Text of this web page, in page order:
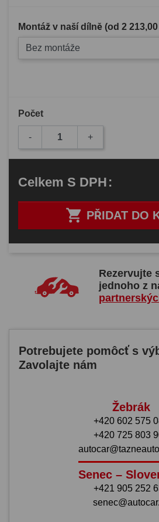
Montáž v naší dílně (od 2
Bez montáže
Počet
- +
 PŘIDAT DO
Celkem S DPH:
Rezervujte
jednoho z
Potrebujete pomôcť s
Zavolajte nám
Žebrák
+420 602 575
+420 725 803
Senec –
+421 905 252